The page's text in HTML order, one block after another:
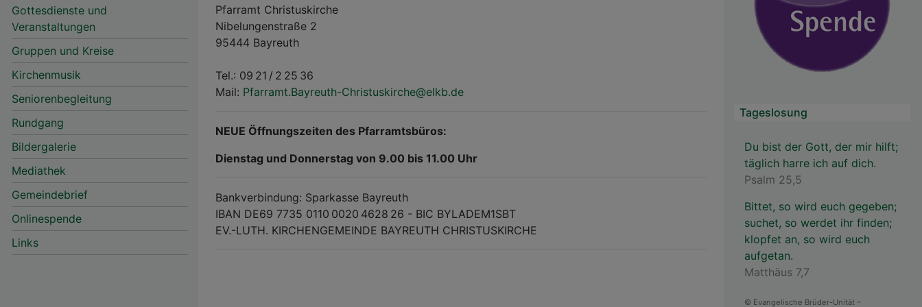
Hauptnavigation
Gottesdienste und
Veranstaltungen
Gruppen und Kreise
Kirchenmusik
Seniorenbegleitung
Rundgang
Bildergalerie
Mediathek
Gemeindebrief
Onlinespende
Links
Pfarramt Christuskirche
Nibelungenstraße 2
95444 Bayreuth
Tel.: 09 21 / 2 25 36
Mail: Pfarramt.Bayreuth-Christuskirche@elkb.de
NEUE Öffnungszeiten des Pfarramtsbüros:
Dienstag und Donnerstag von 9.00 bis 11.00 Uhr
Bankverbindung: Sparkasse Bayreuth
IBAN DE69 7735 0110 0020 4628 26 - BIC BYLADEM1SBT
EV.-LUTH. KIRCHENGEMEINDE BAYREUTH CHRISTUSKIRCHE
Tageslosung
Du bist der Gott, der mir hilft;
täglich harre ich auf dich.
Psalm 25,5
Bittet, so wird euch gegeben;
suchet, so werdet ihr finden;
klopfet an, so wird euch
aufgetan.
Matthäus 7,7
© Evangelische Brüder-Unität –